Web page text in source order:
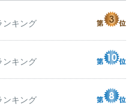
ンキング
ンキング
ンキング